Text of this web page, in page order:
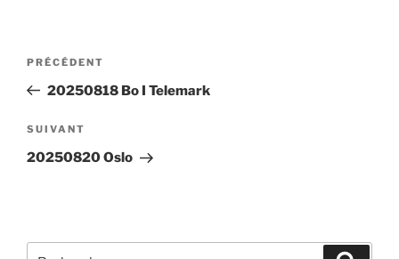
Navigation
l’article
Article
précédent
PRÉCÉDENT
20250818 Bo I Telemark
Article
suivant
SUIVANT
20250820 Oslo